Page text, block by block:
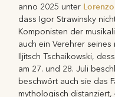
anno 2025 unter
dass Igor Strawinsky
Komponisten der
auch ein Verehrer seines
Iljitsch Tschaikowski,
am 27. und 28. Juli
beschwört auch sie das
mythologisch